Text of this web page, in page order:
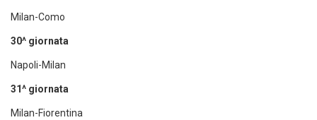
Milan-Como
30^ giornata
Napoli-Milan
31^ giornata
Milan-Fiorentina